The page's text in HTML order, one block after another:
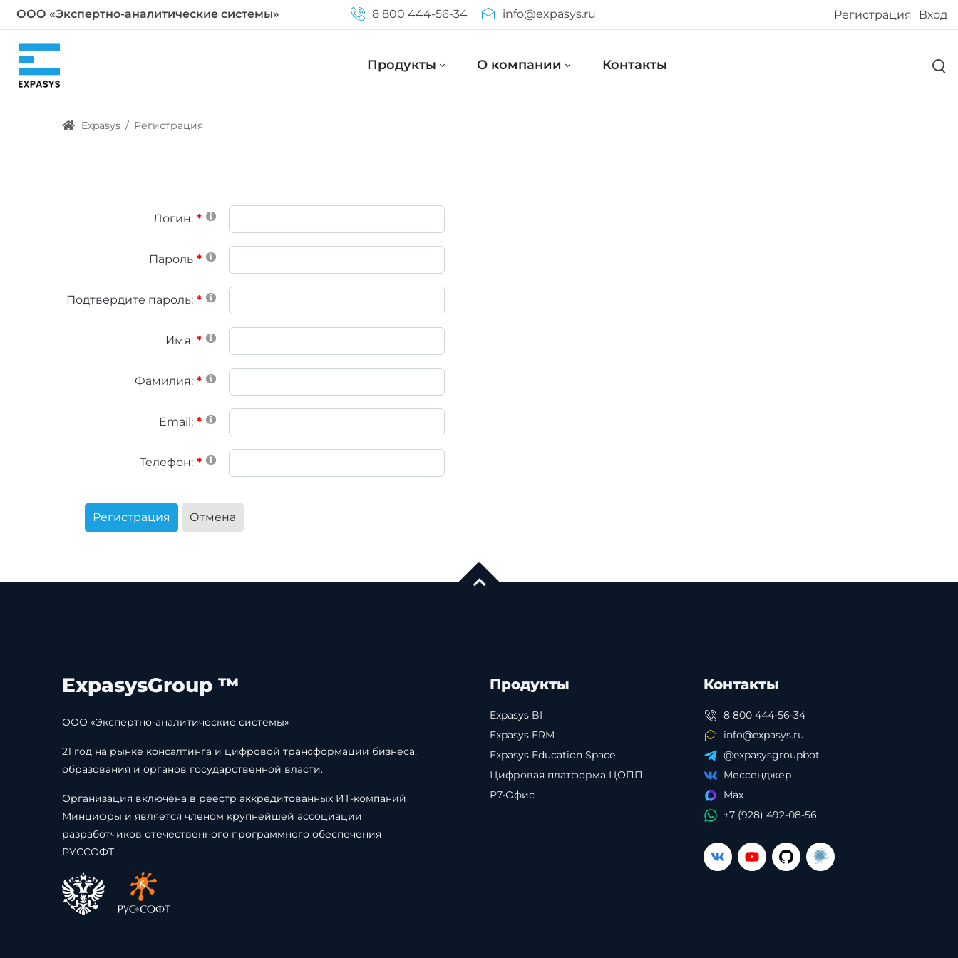
ООО «Экспертно-аналитические системы» 8 800 444-56-34 info@expasys.ru Регистрация Вход
Продукты О компании Контакты
Expasys / Регистрация
Логин:
Пароль
Подтвердите пароль:
Имя:
Фамилия:
Email:
Телефон:
Регистрация Отмена
ExpasysGroup ™
ООО «Экспертно-аналитические системы»
21 год на рынке консалтинга и цифровой трансформации бизнеса,
образования и органов государственной власти.
Организация включена в реестр аккредитованных ИТ-компаний
Минцифры и является членом крупнейшей ассоциации
разработчиков отечественного программного обеспечения
РУССОФТ.
Продукты
Expasys BI
Expasys ERM
Expasys Education Space
Цифровая платформа ЦОПП
Р7-Офис
Контакты
8 800 444-56-34
info@expasys.ru
@expasysgroupbot
Мессенджер
Max
+7 (928) 492-08-56